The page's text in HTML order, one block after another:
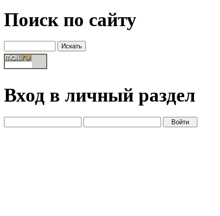
Поиск по сайту
Вход в личный раздел